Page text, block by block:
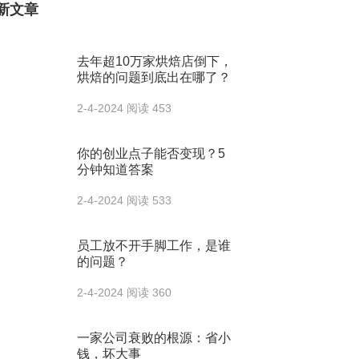
文章
去年超10万家烘焙店倒下，
烘焙的问题到底出在哪了？
2-4-2024 阅读 453
你的创业点子能否变现？5
分钟知道答案
2-4-2024 阅读 533
员工放不开手脚工作，是谁
的问题？
2-4-2024 阅读 360
一家公司衰败的根源：省小
钱，坏大事